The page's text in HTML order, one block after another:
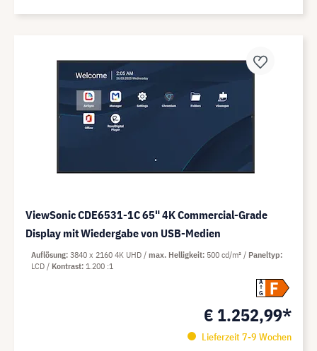
ViewSonic CDE6531-1C 65" 4K Commercial-Grade
Display mit Wiedergabe von USB-Medien
A
G
F
€ 1.252,99*
Lieferzeit 7-9 Wochen
Auflösung 3840 x 2160 4K UHD max. Helligkeit 500 cd/m²
Paneltyp
LCD
Kontrast 1.200 :1